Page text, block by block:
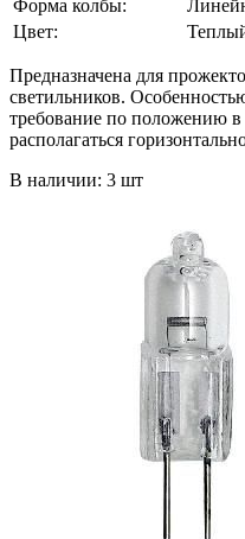
Форма колбы:
Цвет:
Предназначена для
светильников.
требование по положению в
располагаться
В наличии: 3 шт